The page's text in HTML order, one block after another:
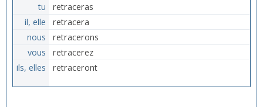
tu
retraceras
il, elle
retracera
nous
retracerons
vous
retracerez
ils, elles
retraceront